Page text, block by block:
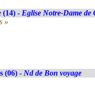
(14) - Eglise Notre-Dame de
»
(06) - Nd de Bon voyage